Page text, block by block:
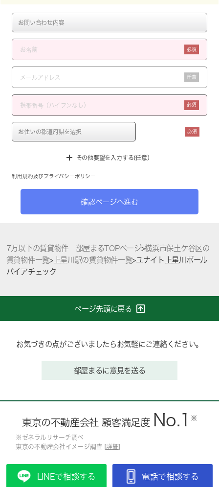
必須
任意
必須
必須
その他要望を入力する(任意）
利用規約 及び プライバシーポリシー
確認ページへ進む
7万以下の賃貸物件 部屋まるTOPページ>横浜市保土ケ谷区の
賃貸物件一覧>上星川駅の賃貸物件一覧>ユナイト上星川ポール
パイアチェック
ページ先頭に戻る
お気づきの点がございましたらお気軽にご連絡ください。
部屋まるに意見を送る
東京の不動産会社 顧客満足度 No.1 ※
※ゼネラルリサーチ調べ
東京の不動産会社イメージ調査 [ 詳細
LINEで相談する 電話で相談する